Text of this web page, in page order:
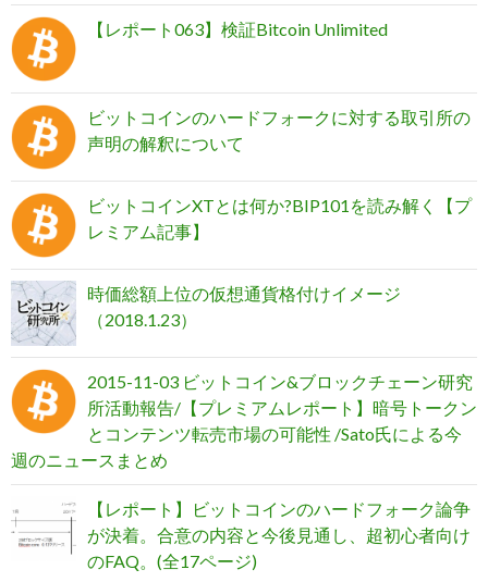
【レポート063】検証Bitcoin Unlimited
ビットコインのハードフォークに対する取引所の
声明の解釈について
ビットコインXTとは何か?BIP101を読み解く【プ
レミアム記事】
時価総額上位の仮想通貨格付けイメージ
（2018.1.23）
2015-11-03 ビットコイン&ブロックチェーン研究
所活動報告/【プレミアムレポート】暗号トークン
とコンテンツ転売市場の可能性 /Sato氏による今
週のニュースまとめ
【レポート】ビットコインのハードフォーク論争
が決着。合意の内容と今後見通し、超初心者向け
のFAQ。(全17ページ)